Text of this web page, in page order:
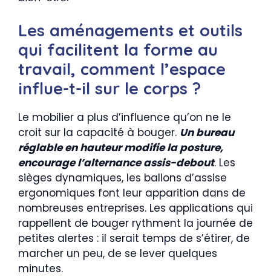
Les aménagements et outils
qui facilitent la forme au
travail, comment l’espace
influe-t-il sur le corps ?
Le mobilier a plus d’influence qu’on ne le
croit sur la capacité à bouger. Un bureau
réglable en hauteur modifie la posture,
encourage l’alternance assis-debout. Les
sièges dynamiques, les ballons d’assise
ergonomiques font leur apparition dans de
nombreuses entreprises. Les applications qui
rappellent de bouger rythment la journée de
petites alertes : il serait temps de s’étirer, de
marcher un peu, de se lever quelques
minutes.